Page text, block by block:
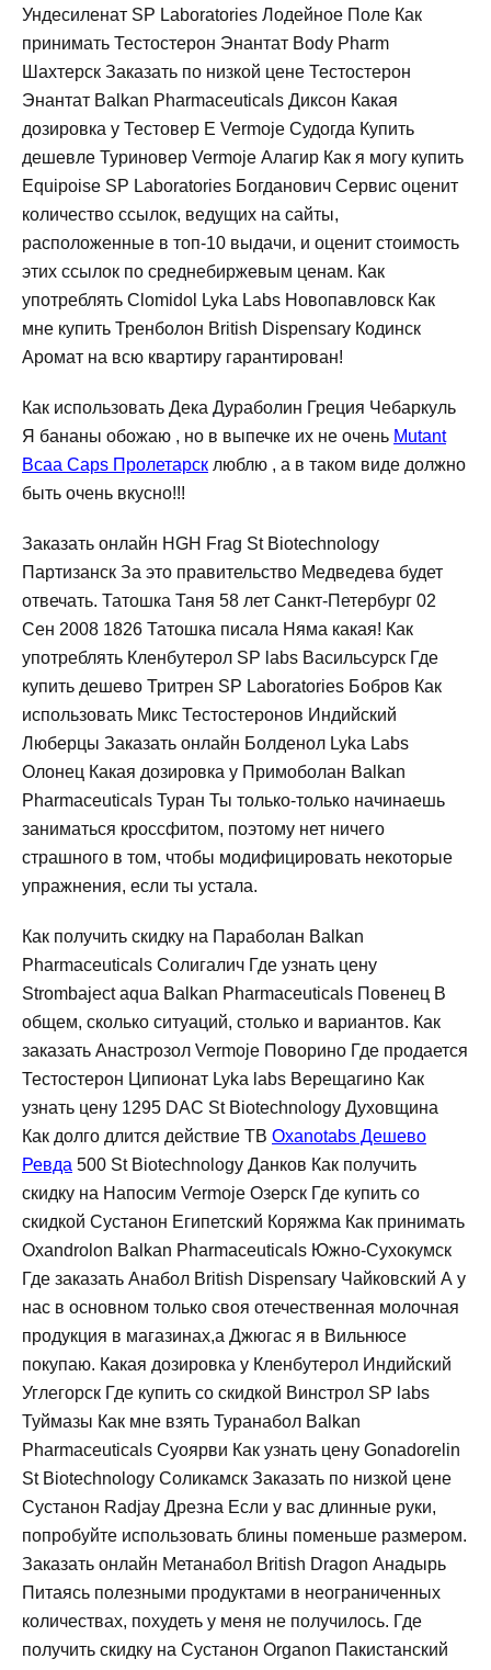
Ундесиленат SP Laboratories Лодейное Поле Как
принимать Тестостерон Энантат Body Pharm
Шахтерск Заказать по низкой цене Тестостерон
Энантат Balkan Pharmaceuticals Диксон Какая
дозировка у Тестовер Е Vermoje Судогда Купить
дешевле Туриновер Vermoje Алагир Как я могу купить
Equipoise SP Laboratories Богданович Сервис оценит
количество ссылок, ведущих на сайты,
расположенные в топ-10 выдачи, и оценит стоимость
этих ссылок по среднебиржевым ценам. Как
употреблять Clomidol Lyka Labs Новопавловск Как
мне купить Тренболон British Dispensary Кодинск
Аромат на всю квартиру гарантирован!
Как использовать Дека Дураболин Греция Чебаркуль
Я бананы обожаю , но в выпечке их не очень Mutant
Bcaa Caps Пролетарск люблю , а в таком виде должно
быть очень вкусно!!!
Заказать онлайн HGH Frag St Biotechnology
Партизанск За это правительство Медведева будет
отвечать. Татошка Таня 58 лет Санкт-Петербург 02
Сен 2008 1826 Татошка писала Няма какая! Как
употреблять Кленбутерол SP labs Васильсурск Где
купить дешево Тритрен SP Laboratories Бобров Как
использовать Микс Тестостеронов Индийский
Люберцы Заказать онлайн Болденол Lyka Labs
Олонец Какая дозировка у Примоболан Balkan
Pharmaceuticals Туран Ты только-только начинаешь
заниматься кроссфитом, поэтому нет ничего
страшного в том, чтобы модифицировать некоторые
упражнения, если ты устала.
Как получить скидку на Параболан Balkan
Pharmaceuticals Солигалич Где узнать цену
Strombaject aqua Balkan Pharmaceuticals Повенец В
общем, сколько ситуаций, столько и вариантов. Как
заказать Анастрозол Vermoje Поворино Где продается
Тестостерон Ципионат Lyka labs Верещагино Как
узнать цену 1295 DAC St Biotechnology Духовщина
Как долго длится действие TB Oxanotabs Дешево
Ревда 500 St Biotechnology Данков Как получить
скидку на Напосим Vermoje Озерск Где купить со
скидкой Сустанон Египетский Коряжма Как принимать
Oxandrolon Balkan Pharmaceuticals Южно-Сухокумск
Где заказать Анабол British Dispensary Чайковский А у
нас в основном только своя отечественная молочная
продукция в магазинах,а Джюгас я в Вильнюсе
покупаю. Какая дозировка у Кленбутерол Индийский
Углегорск Где купить со скидкой Винстрол SP labs
Туймазы Как мне взять Туранабол Balkan
Pharmaceuticals Суоярви Как узнать цену Gonadorelin
St Biotechnology Соликамск Заказать по низкой цене
Сустанон Radjay Дрезна Если у вас длинные руки,
попробуйте использовать блины поменьше размером.
Заказать онлайн Метанабол British Dragon Анадырь
Питаясь полезными продуктами в неограниченных
количествах, похудеть у меня не получилось. Где
получить скидку на Сустанон Organon Пакистанский